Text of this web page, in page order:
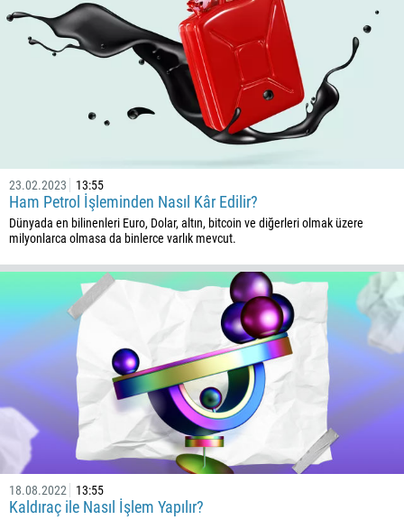
23.02.2023 13:55
Ham Petrol İşleminden Nasıl Kâr Edilir?
Dünyada en bilinenleri Euro, Dolar, altın, bitcoin ve diğerleri olmak üzere
milyonlarca olmasa da binlerce varlık mevcut.
18.08.2022 13:55
Kaldıraç ile Nasıl İşlem Yapılır?